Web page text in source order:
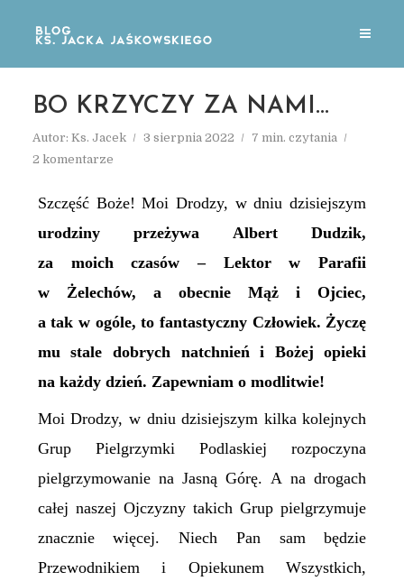
BO KRZYCZY ZA NAMI…
Autor: Ks. Jacek 3 sierpnia 2022
7 min. czytania
2 komentarze
Szczęść Boże! Moi Drodzy, w dniu dzisiejszym
urodziny przeżywa Albert Dudzik,
za moich czasów – Lektor w Parafii
w Żelechów, a obecnie Mąż i Ojciec,
a tak w ogóle, to fantastyczny Człowiek. Życzę
mu stale dobrych natchnień i Bożej opieki
na każdy dzień. Zapewniam o modlitwie!
Moi Drodzy, w dniu dzisiejszym kilka kolejnych
Grup Pielgrzymki Podlaskiej rozpoczyna
pielgrzymowanie na Jasną Górę. A na drogach
całej naszej Ojczyzny takich Grup pielgrzymuje
znacznie więcej. Niech Pan sam będzie
Przewodnikiem i Opiekunem Wszystkich,